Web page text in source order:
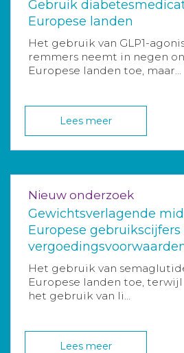
Gebruik
Europese landen
Het gebruik van GLP1-
remmers neemt in negen
Europese landen toe, maar...
Lees meer
Nieuw onderzoek
Gewichtsverlagende
Europese gebruikscijfers
Het gebruik van
Europese landen toe,
het gebruik van li...
Lees meer